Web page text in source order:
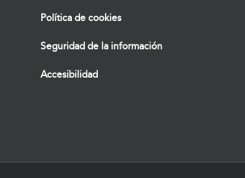
Política de cookies
Seguridad de la información
Accesibilidad